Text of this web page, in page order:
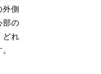
側
部の
どれ